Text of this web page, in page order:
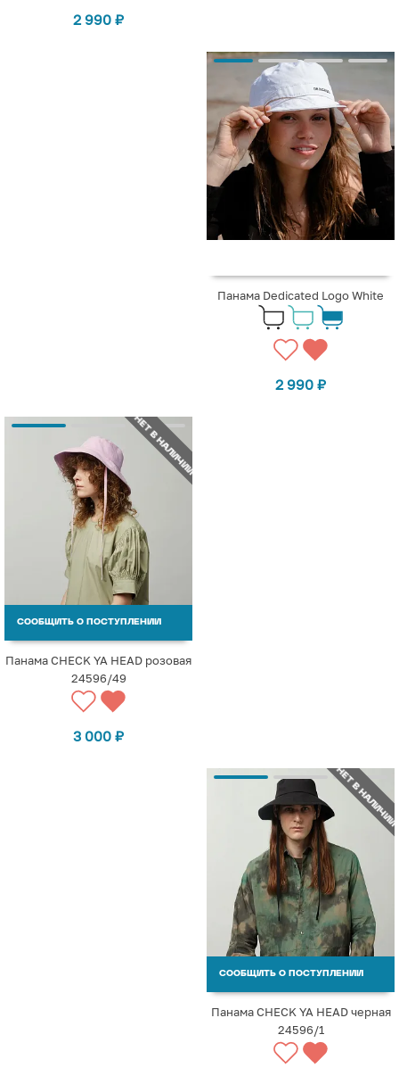
2 990 ₽
Панама Dedicated Logo White
2 990 ₽
НЕТ В НАЛИЧИИ
СООБЩИТЬ О ПОСТУПЛЕНИИ
Панама CHECK YA HEAD розовая
24596/49
3 000 ₽
НЕТ В НАЛИЧИИ
СООБЩИТЬ О ПОСТУПЛЕНИИ
Панама CHECK YA HEAD черная
24596/1